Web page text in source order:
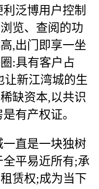
泛博用户控制
览、查阅的功
,出门即享一坐
:具有客户占
让新江湾城的生
缺资本,以共识
有产权证。
直是一块独树
平易近所有;承
赁权;成为当下